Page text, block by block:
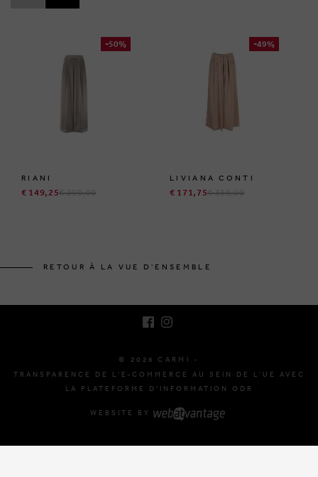
-50%
RIANI
€ 149,25€ 299,00
-49%
LIVIANA CONTI
€ 171,75€ 339,00
RETOUR À LA VUE D'ENSEMBLE
© 2026 CARMI -
TRANSPARENCE DE L'E-COMMERCE AU SEIN DE L'UE AVEC
LA PLATEFORME D'INFORMATION ODR
WEBSITE BY